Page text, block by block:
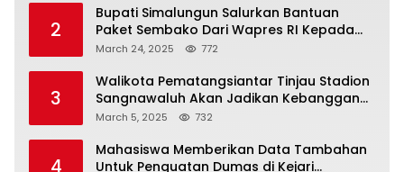
2
Bupati Simalungun Salurkan Bantuan
Paket Sembako Dari Wapres RI Kepada
Korban Banjir di Prapat
March 24, 2025 772
3
Walikota Pematangsiantar Tinjau Stadion
Sangnawaluh Akan Jadikan Kebanggan
Masyarakat
March 5, 2025 732
4
Mahasiswa Memberikan Data Tambahan
Untuk Penguatan Dumas di Kejari